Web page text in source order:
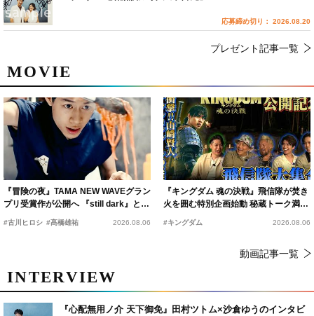
MOVIE
『冒険の夜』TAMA NEW WAVEグラン
プリ受賞作が公開へ 『still dark』と同
時上映決定
#古川ヒロシ #髙橋雄祐 2026.08.06
『キングダム 魂の決戦』飛信隊が焚き
火を囲む特別企画始動 秘蔵トーク満載
の“キングダムキャンプ”開催
#キングダム 2026.08.06
動画記事一覧
INTERVIEW
『心配無用ノ介 天下御免』田村ツトム×沙倉ゆうのインタビ
応募締め切り： 2026.08.20
プレゼント記事一覧